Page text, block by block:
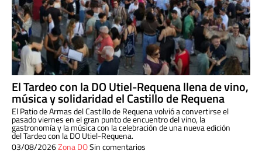
El Tardeo con la DO Utiel-Requena llena de vino,
música y solidaridad el Castillo de Requena
El Patio de Armas del Castillo de Requena volvió a convertirse el
pasado viernes en el gran punto de encuentro del vino, la
gastronomía y la música con la celebración de una nueva edición
del Tardeo con la DO Utiel-Requena.
03/08/2026Zona DOSin comentarios